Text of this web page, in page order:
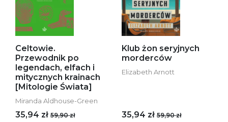
Celtowie.
Przewodnik po
legendach, elfach i
mitycznych krainach
[Mitologie Świata]
Miranda Aldhouse-Green
35,94 zł 59,90 zł
Klub żon seryjnych
morderców
Elizabeth Arnott
35,94 zł 59,90 zł